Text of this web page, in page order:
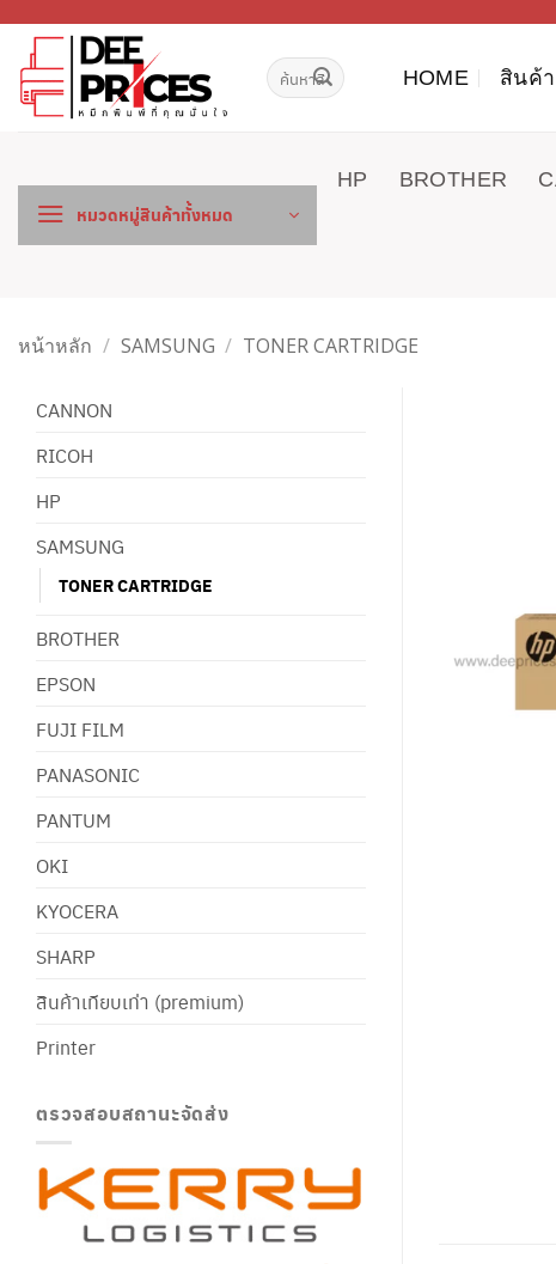
เนื้อหา
ค้นหา: HOME สินค้า
หมวดหมู่สินค้าทั้งหมด
HP BROTHER
หน้าหลัก / SAMSUNG / TONER CARTRIDGE
CANNON
RICOH
HP
SAMSUNG
TONER CARTRIDGE
BROTHER
EPSON
FUJI FILM
PANASONIC
PANTUM
OKI
KYOCERA
SHARP
สินค้าเทียบเท่า (premium)
Printer
ตรวจสอบสถานะจัดส่ง